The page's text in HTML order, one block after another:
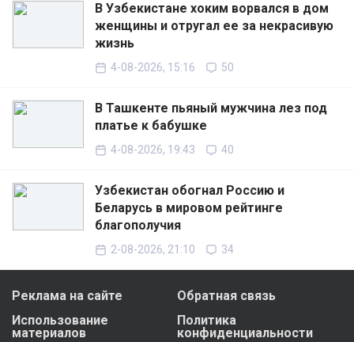
В Узбекистане хоким ворвался в дом
женщины и отругал ее за некрасивую
жизнь
4-08-2026, 15:16 50
В Ташкенте пьяный мужчина лез под
платье к бабушке
4-08-2026, 19:43 40
Узбекистан обогнал Россию и
Беларусь в мировом рейтинге
благополучия
2-08-2026, 21:10 34
Реклама на сайте
Обратная связь
Использование
материалов
Политика
конфиденциальности